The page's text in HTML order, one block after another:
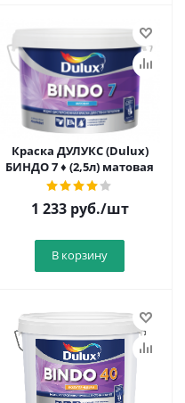
Краска ДУЛУКС (Dulux)
БИНДО 7 ♦ (2,5л) матовая
1 233руб./шт
В корзину